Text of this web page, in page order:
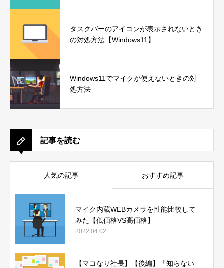
タスクバーのアイコンが表示されないとき
の対処方法【Windows11】
Windows11でマイクが使えないときの対
処方法
記事を読む
人気の記事 おすすめ記事
マイク内蔵WEBカメラを性能比較して
みた【低価格VS高価格】
2022.04.02
【マコなり社長】【後編】「知らない